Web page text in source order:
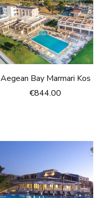
Aegean Bay Marmari Kos
€844.00